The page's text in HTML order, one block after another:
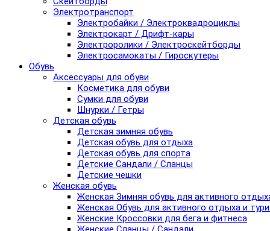
Электротранспорт
Электробайки / Электроквадроциклы
Электрокарт / Дрифт-кары
Электроролики / Электроскейтборды
Электросамокаты / Гироскутеры
Обувь
Аксессуары для обуви
Косметика для обуви
Сумки для обуви
Шнурки / Гетры
Детская обувь
Детская зимняя обувь
Детская обувь для отдыха
Детская обувь для спорта
Детские Сандали / Сланцы
Детские чешки
Женская обувь
Женская Зимняя обувь для активного
Женская Обувь для активного отдыха и
Женские Кроссовки для бега и фитнеса